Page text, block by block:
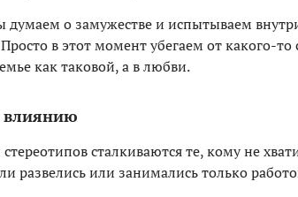
о замужестве и испытываем
в этот момент убегаем от какого-то
как таковой, а в любви.
сталкиваются те, кому не
развелись или занимались только